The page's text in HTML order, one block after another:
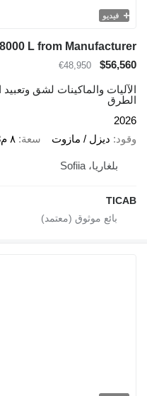
فيديو
$56,560
€48,950
الآليات والماكينات لشق
الطرق
2026
وقود ديزل / مازوت سعة ٨ م3
بلغاريا، Sofiia
TICAB